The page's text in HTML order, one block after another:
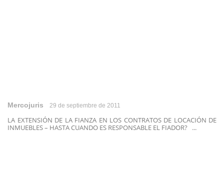
Mercojuris 29 de septiembre de 2011
LA EXTENSIÓN DE LA FIANZA EN LOS CONTRATOS DE LOCACIÓN DE
INMUEBLES – HASTA CUANDO ES RESPONSABLE EL FIADOR? ...